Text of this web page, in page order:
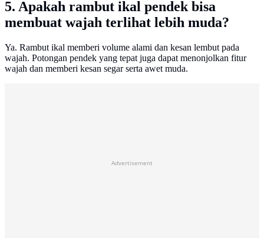
5. Apakah rambut ikal pendek bisa
membuat wajah terlihat lebih muda?
Ya. Rambut ikal memberi volume alami dan kesan lembut pada
wajah. Potongan pendek yang tepat juga dapat menonjolkan fitur
wajah dan memberi kesan segar serta awet muda.
Advertisement